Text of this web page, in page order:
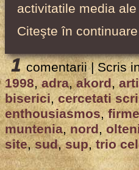
activitatile media
Citeşte în
1 comentarii |Scris
1998,adra,akord,
biserici,cercetati
enthousiasmos,firme
muntenia,nord,
site,sud,sup,trio